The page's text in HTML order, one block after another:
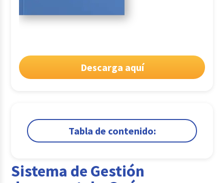
Descarga aquí
Tabla de contenido:
2.Procesos de gestión documental
Sistema de Gestión